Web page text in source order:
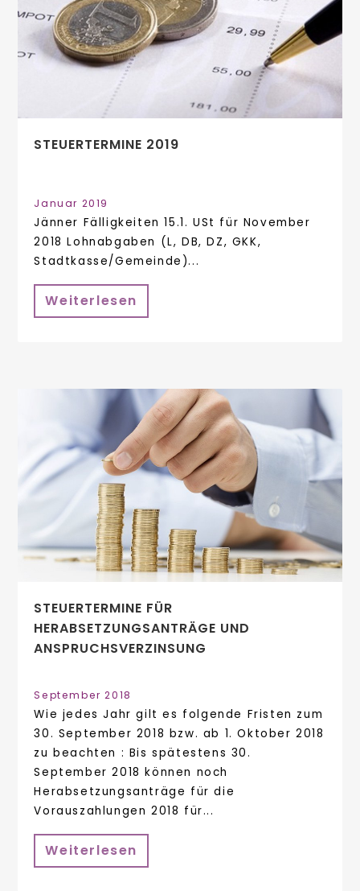
STEUERTERMINE 2019
Januar 2019
Jänner Fälligkeiten 15.1. USt für November
2018 Lohnabgaben (L, DB, DZ, GKK,
Stadtkasse/Gemeinde)...
Weiterlesen
STEUERTERMINE FÜR
HERABSETZUNGSANTRÄGE UND
ANSPRUCHSVERZINSUNG
September 2018
Wie jedes Jahr gilt es folgende Fristen zum
30. September 2018 bzw. ab 1. Oktober 2018
zu beachten : Bis spätestens 30.
September 2018 können noch
Herabsetzungsanträge für die
Vorauszahlungen 2018 für...
Weiterlesen